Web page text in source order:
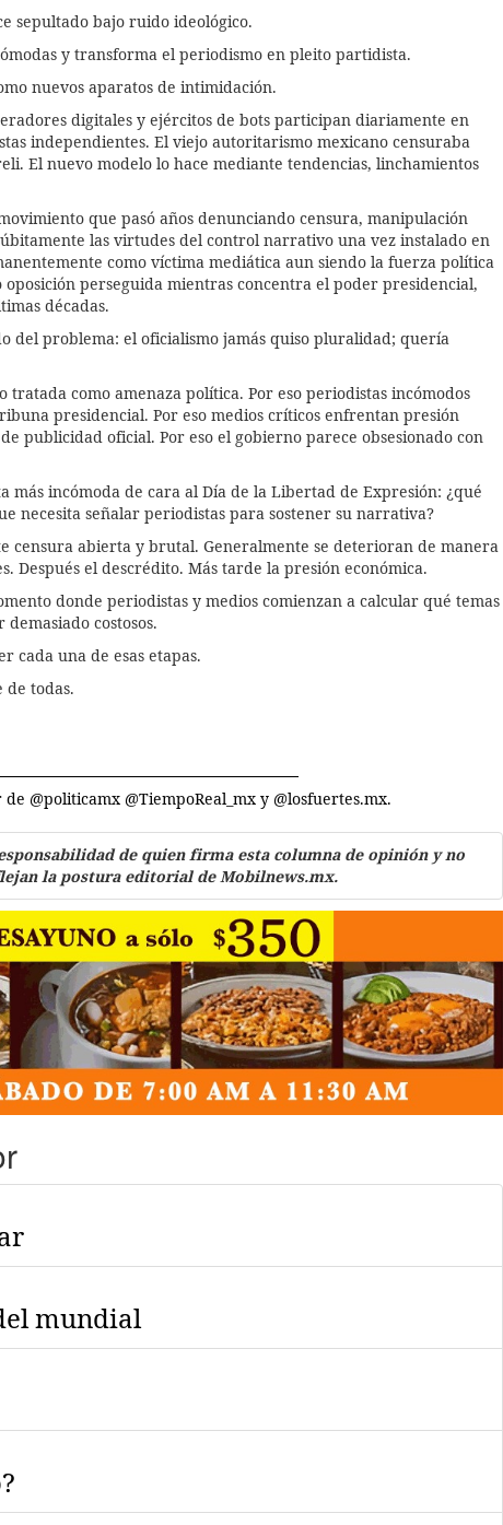
sepultado bajo ruido ideológico.
y transforma el periodismo en pleito partidista.
nuevos aparatos de intimidación.
digitales y ejércitos de bots participan diariamente en
independientes. El viejo autoritarismo mexicano censuraba
El nuevo modelo lo hace mediante tendencias, linchamientos
que pasó años denunciando censura, manipulación
las virtudes del control narrativo una vez instalado en
como víctima mediática aun siendo la fuerza política
perseguida mientras concentra el poder presidencial,
décadas.
del problema: el oficialismo jamás quiso pluralidad; quería
como amenaza política. Por eso periodistas incómodos
presidencial. Por eso medios críticos enfrentan presión
publicidad oficial. Por eso el gobierno parece obsesionado con
más incómoda de cara al Día de la Libertad de Expresión: ¿qué
necesita señalar periodistas para sostener su narrativa?
censura abierta y brutal. Generalmente se deterioran de manera
Después el descrédito. Más tarde la presión económica.
donde periodistas y medios comienzan a calcular qué temas
costosos.
cada una de esas etapas.
de todas.
@politicamx @TiempoReal_mx y @losfuertes.mx.
de quien firma esta columna de opinión y no
la postura editorial de Mobilnews.mx.
mundial